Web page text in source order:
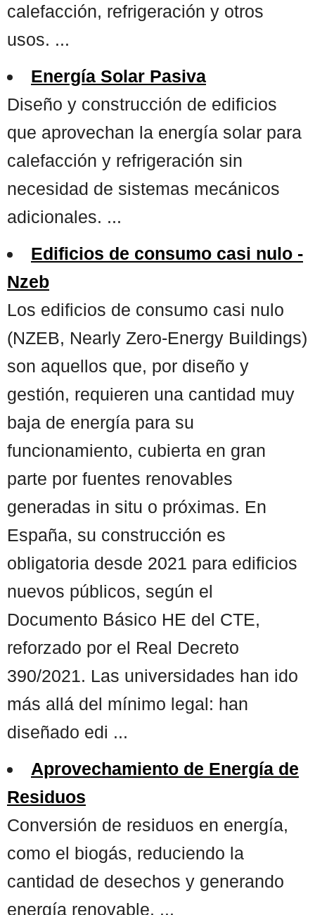
calefacción, refrigeración y otros
usos. ...
Energía Solar Pasiva
Diseño y construcción de edificios
que aprovechan la energía solar para
calefacción y refrigeración sin
necesidad de sistemas mecánicos
adicionales. ...
Edificios de consumo casi nulo -
Nzeb
Los edificios de consumo casi nulo
(NZEB, Nearly Zero-Energy Buildings)
son aquellos que, por diseño y
gestión, requieren una cantidad muy
baja de energía para su
funcionamiento, cubierta en gran
parte por fuentes renovables
generadas in situ o próximas. En
España, su construcción es
obligatoria desde 2021 para edificios
nuevos públicos, según el
Documento Básico HE del CTE,
reforzado por el Real Decreto
390/2021. Las universidades han ido
más allá del mínimo legal: han
diseñado edi ...
Aprovechamiento de Energía de
Residuos
Conversión de residuos en energía,
como el biogás, reduciendo la
cantidad de desechos y generando
energía renovable. ...